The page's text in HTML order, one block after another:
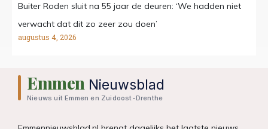
Buiter Roden sluit na 55 jaar de deuren: ‘We hadden niet
verwacht dat dit zo zeer zou doen’
augustus 4, 2026
Emmen Nieuwsblad
Nieuws uit Emmen en Zuidoost-Drenthe